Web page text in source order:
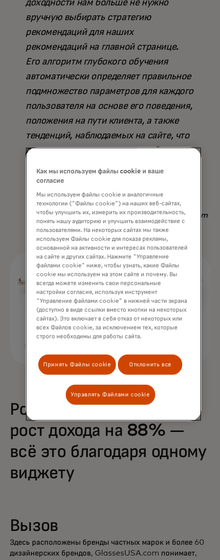
доходности нам больше не нужно
вручную выбирать стратегию
рекомендаций для наших
рекомендаций на главной странице.
Его алгоритм глубокого обучения
автоматически определяет правильное
подмножество параметров для каждого
пользователя на основе его поведения,
положения на пути клиента, а также
тенденций, наблюдаемых на сайте, что
делает его превосходящим любую
только по результату, но и по
сэкономленному времени».
Nadav Yekutiel, Head of Data, GlassesUSA.com
Рост покупок на 68% и
рост дохода на 88% —
всё это благодаря одному
виджету
Вызов
Здесь расположены бренды частных марок и более 60
дизайнерских брендов, GlassesUSA.com понимает,
Как мы используем файлы cookie и ваше
согласие
Мы используем файлы cookie и аналогичные
технологии ("Файлы cookie") на наших веб-сайтах,
чтобы улучшить их, измерить их производительность,
понять нашу аудиторию и улучшить взаимодействие с
пользователями. На некоторых сайтах мы также
используем Файлы cookie для показа рекламы,
основанной на активности и интересах пользователей
на сайте и других сайтах. Нажмите "Управление
файлами cookie" ниже, чтобы узнать, какие Файлы
cookie мы используем на этом сайте и почему. Вы
всегда можете изменить свои персональные
настройки согласия, используя инструмент
"Управление файлами cookie" в нижней части экрана
(доступно в виде ссылки вместо кнопки на некоторых
сайтах). Это включает в себя отказ от некоторых или
всех Файлов cookie, за исключением тех, которые
строго необходимы для работы сайта.
Принять Файлы cookie Отклонить все
Управлять Файлами cookie